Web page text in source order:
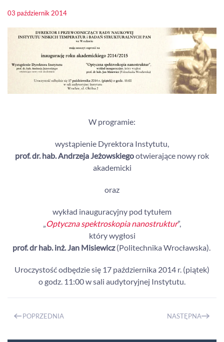
03 październik 2014
W programie:
wystąpienie Dyrektora Instytutu,
prof. dr. hab. Andrzeja Jeżowskiegootwierające nowy rok
akademicki
oraz
wykład inauguracyjny pod tytułem
Optyczna spektroskopia nanostruktur”,
który wygłosi
prof. dr hab. inż. Jan Misiewicz(Politechnika Wrocławska).
Uroczystość odbędzie się 17 października 2014 r. (piątek)
o godz. 11:00 w sali audytoryjnej Instytutu.
POPRZEDNIA NASTĘPNA